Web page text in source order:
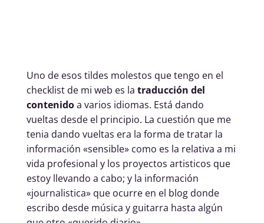
Uno de esos tildes molestos que tengo en el
checklist de mi web es la traducción del
contenidoa varios idiomas. Está dando
vueltas desde el principio. La cuestión que me
tenia dando vueltas era la forma de tratar la
información «sensible» como es la relativa a mi
vida profesional y los proyectos artisticos que
estoy llevando a cabo; y la información
«journalistica» que ocurre en el blog donde
escribo desde música y guitarra hasta algún